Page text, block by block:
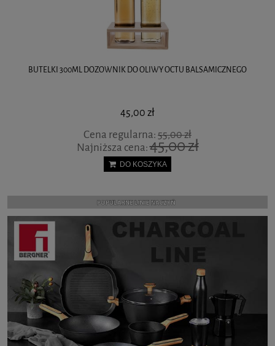
BUTELKI 300ML DOZOWNIK DO OLIWY OCTU BALSAMICZNEGO
45,00 zł
Cena regularna:55,00 zł
Najniższa cena:45,00 zł
DO KOSZYKA